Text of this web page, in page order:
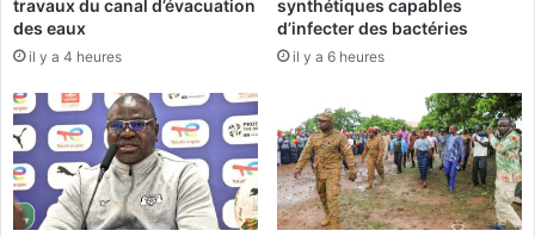
t
r
i
u
t
i
o
n
travaux du canal d’évacuation
des eaux
il y a 4 heures
synthétiques capables
d’infecter des bactéries
il y a 6 heures